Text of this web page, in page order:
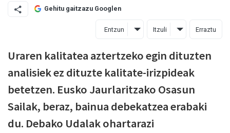
Gehitu gaitzazu Googlen
Entzun Itzuli Erraztu
Uraren kalitatea aztertzeko egin dituzten
analisiek ez dituzte kalitate-irizpideak
betetzen. Eusko Jaurlaritzako Osasun
Sailak, beraz, bainua debekatzea erabaki
du. Debako Udalak ohartarazi